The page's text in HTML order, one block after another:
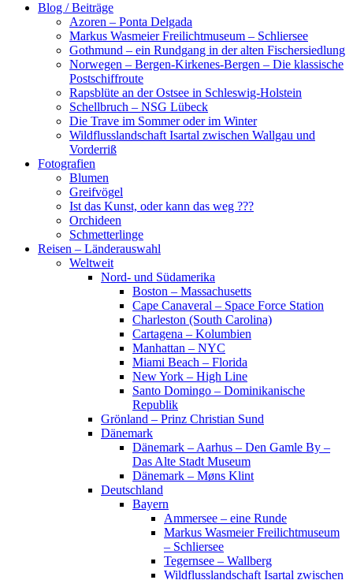
Blog / Beiträge
Azoren – Ponta Delgada
Markus Wasmeier Freilichtmuseum – Schliersee
Gothmund – ein Rundgang in der alten Fischersiedlung
Norwegen – Bergen-Kirkenes-Bergen – Die klassische
Postschiffroute
Rapsblüte an der Ostsee in Schleswig-Holstein
Schellbruch – NSG Lübeck
Die Trave im Sommer oder im Winter
Wildflusslandschaft Isartal zwischen Wallgau und
Vorderriß
Fotografien
Blumen
Greifvögel
Ist das Kunst, oder kann das weg ???
Orchideen
Schmetterlinge
Reisen – Länderauswahl
Weltweit
Nord- und Südamerika
Boston – Massachusetts
Cape Canaveral – Space Force Station
Charleston (South Carolina)
Cartagena – Kolumbien
Manhattan – NYC
Miami Beach – Florida
New York – High Line
Santo Domingo – Dominikanische
Republik
Grönland – Prinz Christian Sund
Dänemark
Dänemark – Aarhus – Den Gamle By –
Das Alte Stadt Museum
Dänemark – Møns Klint
Deutschland
Bayern
Ammersee – eine Runde
Markus Wasmeier Freilichtmuseum
– Schliersee
Tegernsee – Wallberg
Wildflusslandschaft Isartal zwischen